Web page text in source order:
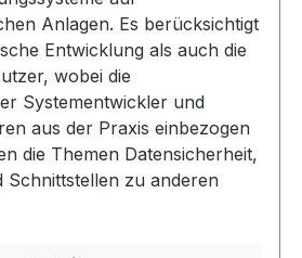
Anlagen. Es berücksichtigt
Entwicklung als auch die
wobei die
Systementwickler und
aus der Praxis einbezogen
die Themen Datensicherheit,
Schnittstellen zu anderen